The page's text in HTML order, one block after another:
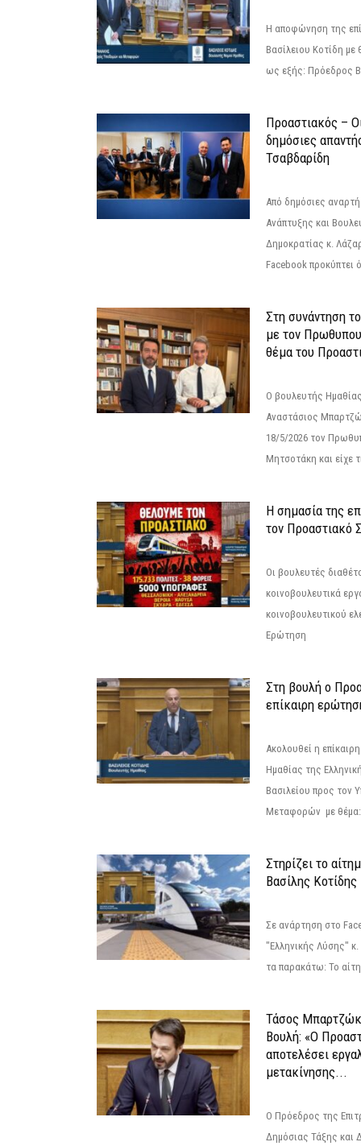
Η αποφώνηση της
Βασίλειου Κοτίδη με
ως εξής: Πρόεδρος
Προαστιακός –
δημόσιες
Τσαβδαρίδη
Από δημόσιες
Ανάπτυξης και
Δημοκρατίας κ.
Facebook προκύπτει
Στη συνάντηση
με τον
θέμα του
Ο βουλευτής
Αναστάσιος
18/5/2026 τον
Μητσοτάκη και είχε
Η σημασία της
τον Προαστιακό
Οι βουλευτές
κοινοβουλευτικά
κοινοβουλευτικού
Ερώτηση
Στη βουλή ο
επίκαιρη
Ακολουθεί η
Ημαθίας της
Βασιλείου προς τον
Μεταφορών με θέμα:
Στηρίζει το
Βασίλης Κοτίδης
Σε ανάρτηση στο
"Ελληνικής Λύσης"
τα παρακάτω: Το
Τάσος
Βουλή: «Ο
αποτελέσει
μετακίνησης...
Ο Πρόεδρος της
Δημόσιας Τάξης και